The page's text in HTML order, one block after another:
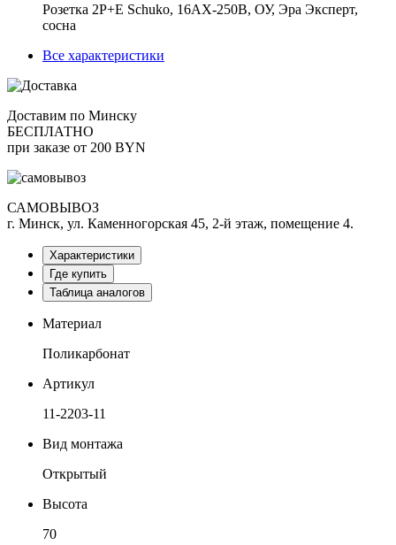
Розетка 2P+E Schuko, 16АХ-250В, ОУ, Эра Эксперт,
сосна
Все характеристики
Доставим по Минску
БЕСПЛАТНО
при заказе от 200 BYN
САМОВЫВОЗ
г. Минск, ул. Каменногорская 45, 2-й этаж, помещение 4.
Характеристики
Где купить
Таблица аналогов
Материал
Поликарбонат
Артикул
11-2203-11
Вид монтажа
Открытый
Высота
70